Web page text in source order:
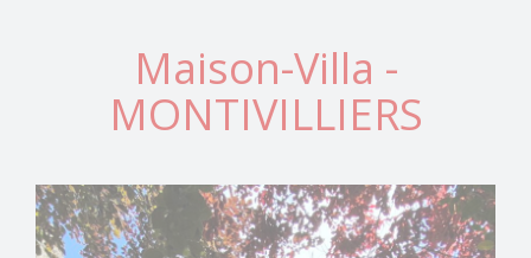
Maison-Villa -
MONTIVILLIERS